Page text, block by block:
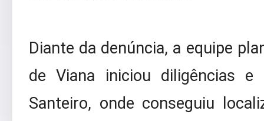
Diante da denúncia, a equipe
de Viana iniciou diligências
Santeiro, onde conseguiu